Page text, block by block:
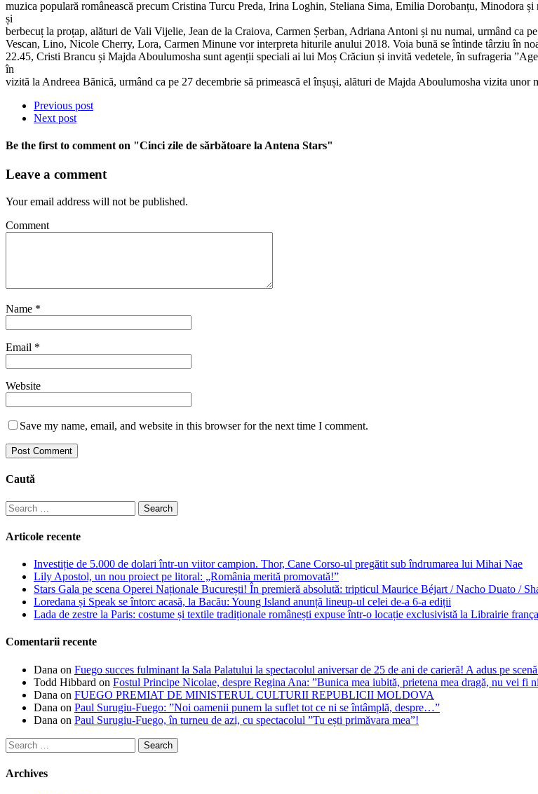
muzica populară românească precum Cristina Turcu Preda, Irina Loghin, Steliana Sima, Emilia Dorobanțu, Minodora
și
berbecuț la proțap, alături de Vali Vijelie, Jean de la Craiova, Carmen Șerban, Adriana Antoni și nu numai, urmând ca
Vescan, Lino, Nicole Cherry, Lora, Carmen Minune vor interpreta hiturile anului 2018. Voia bună se întinde târziu în
22.45, Cristi Brancu și Majda Aboulumosha sunt agenții speciali ai lui Moș Crăciun și invită vedetele, în sufrageria
în
vizită la Andreea Bănică, urmând ca pe 27 decembrie să primească el înșuși, alături de Majda Aboulumosha vizita
Previous post
Next post
Be the first to comment on "Cinci zile de sărbătoare la Antena Stars"
Leave a comment
Your email address will not be published.
Comment
Name *
Email *
Website
Save my name, email, and website in this browser for the next time I comment.
Caută
Search
for:
Articole recente
Investiție de 5.000 de dolari într-un viitor campion. Thor, Cane Corso-ul pregătit sub îndrumarea lui Mihai Nae
Lily Apostol, un nou proiect pe litoral: „România merită promovată!”
Stars Gala pe scena Operei Naționale București! În premieră absolută: tripticul Maurice Béjart / Nacho Duato /
Loredana și Speak se întorc acasă, la Bacău: Young Island anunță lineup-ul celei de-a 6-a ediții
Lada de zestre la Paris: costume și textile tradiționale românești expuse într-o locație exclusivistă la Librairie
Comentarii recente
Dana on Fuego succes fulminant la Sala Palatului la spectacolul aniversar de 25 de ani de carieră! A adus pe
Todd Hibbard on Fostul Principe Nicolae, despre Regina Ana: ”Bunica mea iubită, prietena mea dragă, nu vei fi
Dana on FUEGO PREMIAT DE MINISTERUL CULTURII REPUBLICII MOLDOVA
Dana on Paul Surugiu-Fuego: ”Noi oamenii punem la suflet tot ce ni se întâmplă, despre…”
Dana on Paul Surugiu-Fuego, în turneu de azi, cu spectacolul ”Tu ești primăvara mea”!
Search
for:
Archives